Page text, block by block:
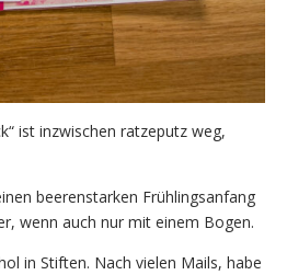
ist inzwischen ratzeputz weg,
beerenstarken Frühlingsanfang
wenn auch nur mit einem Bogen.
in Stiften. Nach vielen Mails, habe